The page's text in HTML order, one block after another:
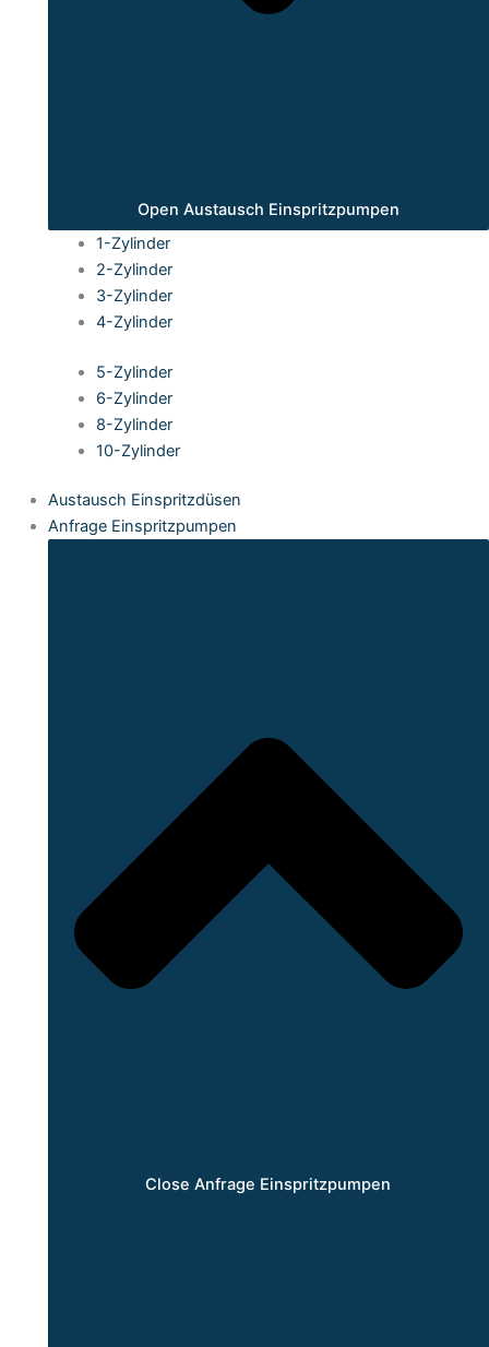
Open Austausch Einspritzpumpen
1-Zylinder
2-Zylinder
3-Zylinder
4-Zylinder
5-Zylinder
6-Zylinder
8-Zylinder
10-Zylinder
Austausch Einspritzdüsen
Anfrage Einspritzpumpen
Close Anfrage Einspritzpumpen